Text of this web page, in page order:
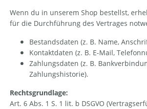
Wenn du in unserem Shop bestellst,
für die Durchführung des Vertrages
Bestandsdaten (z. B. Name,
Kontaktdaten (z. B. E-Mail,
Zahlungsdaten (z. B.
Zahlungshistorie).
Rechtsgrundlage:
Art. 6 Abs. 1 S. 1 lit. b DSGVO